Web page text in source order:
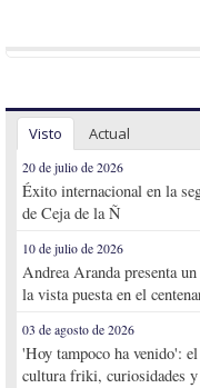
Visto Actual
20 de julio de 2026
Éxito internacional en la
de Ceja de la Ñ
10 de julio de 2026
Andrea Aranda presenta
la vista puesta en el
03 de agosto de 2026
'Hoy tampoco ha venido':
cultura friki, curiosidades y